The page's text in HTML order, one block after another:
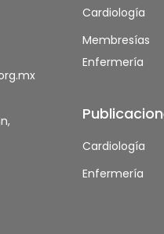
Cardiología
Membresías
Enfermería
Cardiología
Enfermería